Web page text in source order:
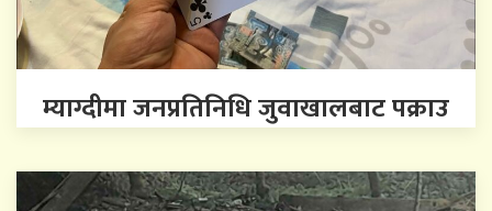
म्याग्दीमा जनप्रतिनिधि जुवाखालबाट पक्राउ